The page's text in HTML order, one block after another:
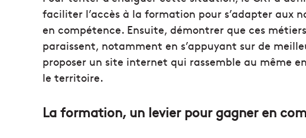
faciliter l’accès à la formation pour s’adapter aux
en compétence. Ensuite, démontrer que ces
paraissent, notamment en s’appuyant sur de
proposer un site internet qui rassemble au même
le territoire.
La formation, un levier pour gagner en